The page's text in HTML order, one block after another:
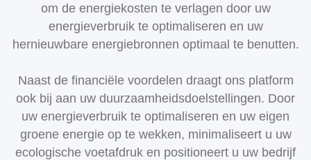
om de energiekosten te verlagen door uw
energieverbruik te optimaliseren en uw
hernieuwbare energiebronnen optimaal te benutten.
Naast de financiële voordelen draagt ons platform
ook bij aan uw duurzaamheidsdoelstellingen. Door
uw energieverbruik te optimaliseren en uw eigen
groene energie op te wekken, minimaliseert u uw
ecologische voetafdruk en positioneert u uw bedrijf